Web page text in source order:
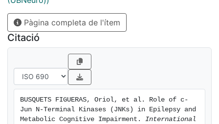
Pàgina completa de l'ítem
Citació
BUSQUETS FIGUERAS, Oriol, et al. Role of c-
Jun N-Terminal Kinases (JNKs) in Epilepsy and
Metabolic Cognitive Impairment. International